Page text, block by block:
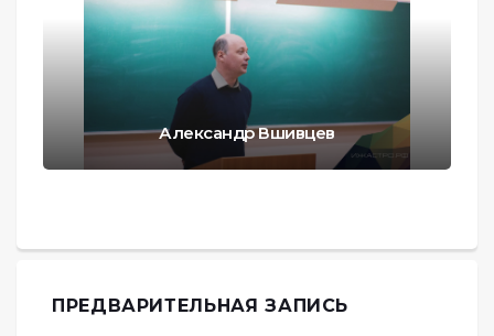
Александр Вшивцев
ПРЕДВАРИТЕЛЬНАЯ ЗАПИСЬ